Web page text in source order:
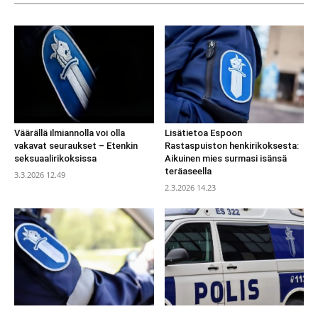
Väärällä ilmiannolla voi olla
vakavat seuraukset – Etenkin
seksuaalirikoksissa
3.3.2026 12.49
Lisätietoa Espoon
Rastaspuiston henkirikoksesta:
Aikuinen mies surmasi isänsä
teräaseella
2.3.2026 14.23